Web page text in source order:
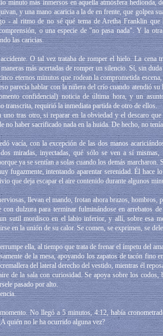
minuto más inmersos en aquella atmósfera hedionda,
y una mano acaricia a la de en frente, que golpea
- al ritmo de no sé qué tema de Aretha Franklin que
o una especie de "no pasa nada". Y la
las caricias.
O tal vez trataba de romper el hielo. La cena
más acertadas de romper un silencio. Sí, sin duda
eternos minutos que rodean la comprometida
parecía hablar con la niñera del crío cuando atendió
confidencial) noticia de última hora, y un
transcrita, requirió la inmediata partida de otro de ellos.
uno tras otro, si reparar en la obviedad y el descaro
no haber sacrificado nada en la huida. De hecho, no
vacía, con la excepción de las dos manos
miradas, inyectadas, qué sólo se ven a sí
ya se sentían a solas cuando los demás marcharon.
fugazmente, intentando aparentar serenidad. Él
que deja escapar el aire contenido durante algunos
llevan el mando, frotan ahora brazos,
con dulzura para terminar fulminándose en arrebatos
sutil mordisco en el labio inferior, y allí, sobre esa
en la unión de su calor. Se comen, se exprimen, se
ella, al tiempo que trata de frenar el ímpetu del
de la mesa, apoyando los zapatos de tacón fino
del lateral derecho del vestido, mientras él
de la sala con curiosidad. Se apoya sobre los codos,
pasado por alto.
No llegó a 5 minutos, 4:12, había
quién no le ha ocurrido alguna vez?